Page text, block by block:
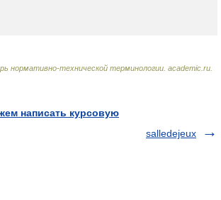
нормативно-технической терминологии academic.ru
написать курсовую
salledejeux